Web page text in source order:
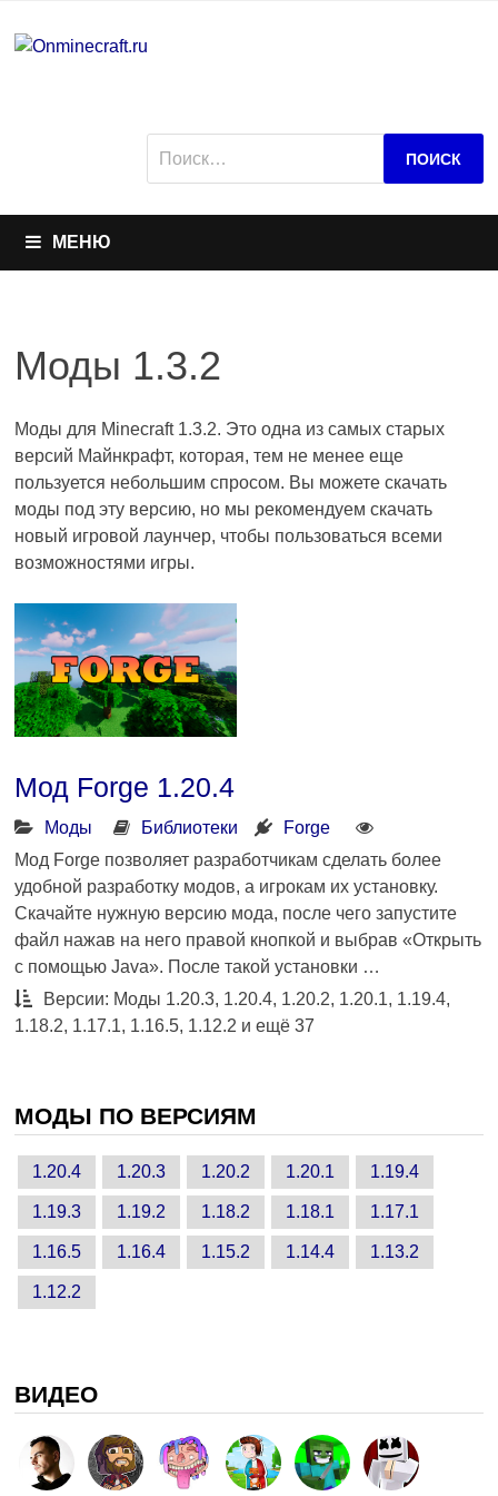
МЕНЮ
Моды 1.3.2
Моды для Minecraft 1.3.2. Это одна из самых старых
версий Майнкрафт, которая, тем не менее еще
пользуется небольшим спросом. Вы можете скачать
моды под эту версию, но мы рекомендуем скачать
новый игровой лаунчер, чтобы пользоваться всеми
возможностями игры.
Мод Forge 1.20.4
Моды Библиотеки
Forge
Мод Forge позволяет разработчикам сделать более
удобной разработку модов, а игрокам их установку.
Скачайте нужную версию мода, после чего запустите
файл нажав на него правой кнопкой и выбрав «Открыть
с помощью Java». После такой установки …
Версии: Моды 1.20.3, 1.20.4, 1.20.2, 1.20.1, 1.19.4,
1.18.2, 1.17.1, 1.16.5, 1.12.2 и ещё 37
МОДЫ ПО ВЕРСИЯМ
1.20.4 1.20.3 1.20.2 1.20.1 1.19.4
1.19.3 1.19.2 1.18.2 1.18.1 1.17.1
1.16.5 1.16.4 1.15.2 1.14.4 1.13.2
1.12.2
ВИДЕО